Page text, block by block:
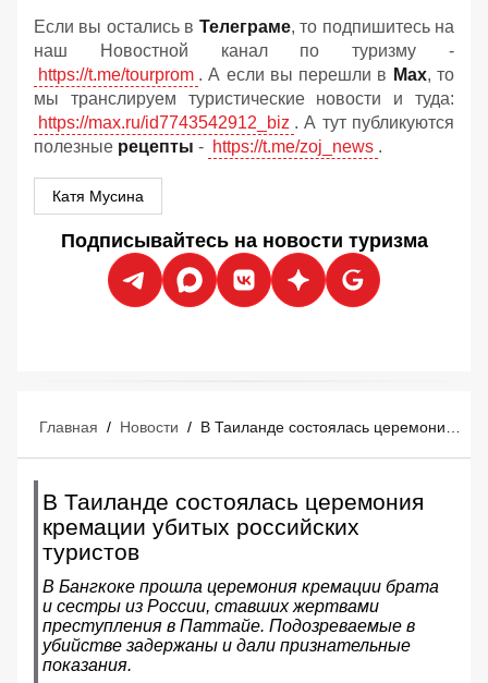
Если вы остались в Телеграме, то подпишитесь на
наш Новостной канал по туризму -
https://t.me/tourprom . А если вы перешли в Мах, то
мы транслируем туристические новости и туда:
https://max.ru/id7743542912_biz . А тут публикуются
полезные рецепты - https://t.me/zoj_news .
Катя Мусина
Подписывайтесь на новости туризма
Главная / Новости /
В Таиланде состоялась церемония
кремации убитых российских
туристов
В Бангкоке прошла церемония кремации брата
и сестры из России, ставших жертвами
преступления в Паттайе. Подозреваемые в
убийстве задержаны и дали признательные
показания.